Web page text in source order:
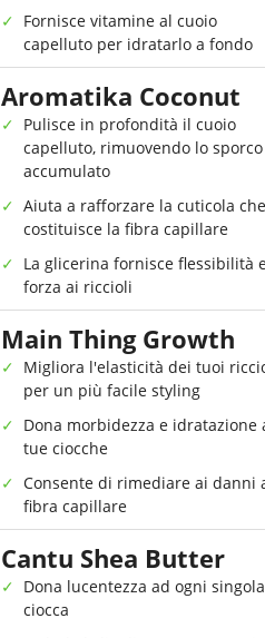
Fornisce vitamine al cuoio
capelluto per idratarlo a fondo
Aromatika Coconut
Pulisce in profondità il cuoio
capelluto, rimuovendo lo sporco
accumulato
Aiuta a rafforzare la cuticola che
costituisce la fibra capillare
La glicerina fornisce flessibilità
forza ai riccioli
Main Thing Growth
Migliora l'elasticità dei tuoi
per un più facile styling
Dona morbidezza e idratazione
tue ciocche
Consente di rimediare ai danni
fibra capillare
Cantu Shea Butter
Dona lucentezza ad ogni singola
ciocca